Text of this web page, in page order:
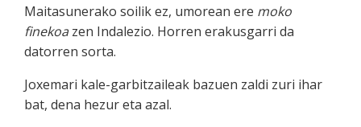
Maitasunerako soilik ez, umorean ere moko
finekoazen Indalezio. Horren erakusgarri da
datorren sorta.
Joxemari kale-garbitzaileak bazuen zaldi zuri ihar
bat, dena hezur eta azal.